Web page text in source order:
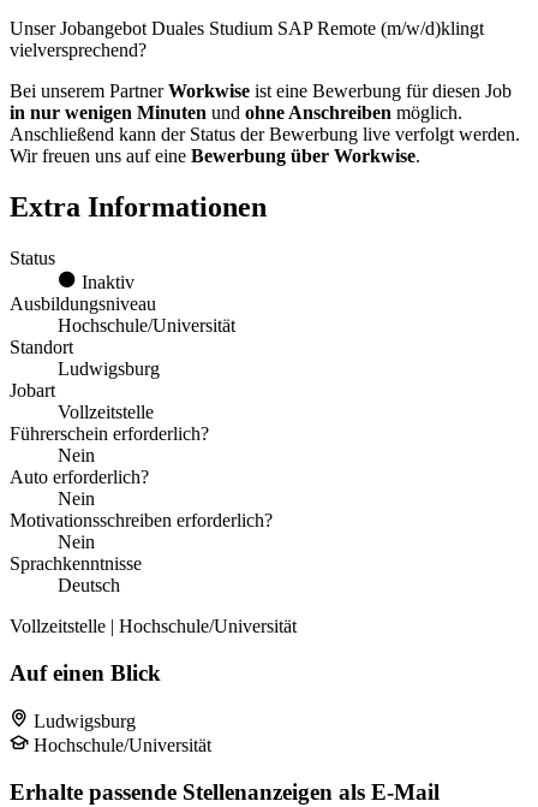
Unser Jobangebot Duales Studium SAP Remote (m/w/d)klingt
vielversprechend?
Bei unserem PartnerWorkwise ist eine Bewerbung für diesen Job
in nur wenigen Minuten und ohne Anschreiben möglich.
Anschließend kann der Status der Bewerbung live verfolgt werden.
Wir freuen uns auf eine Bewerbung über Workwise.
Extra Informationen
Status
Inaktiv
Ausbildungsniveau
Hochschule/Universität
Standort
Ludwigsburg
Jobart
Vollzeitstelle
Führerschein erforderlich?
Nein
Auto erforderlich?
Nein
Motivationsschreiben erforderlich?
Nein
Sprachkenntnisse
Deutsch
Vollzeitstelle | Hochschule/Universität
Auf einen Blick
Ludwigsburg
Hochschule/Universität
Erhalte passende Stellenanzeigen als E-Mail